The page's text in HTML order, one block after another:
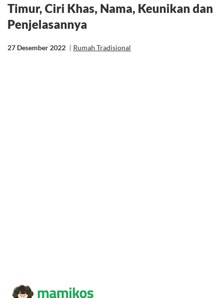
Timur, Ciri Khas, Nama, Keunikan dan
Penjelasannya
27 Desember 2022 | Rumah Tradisional